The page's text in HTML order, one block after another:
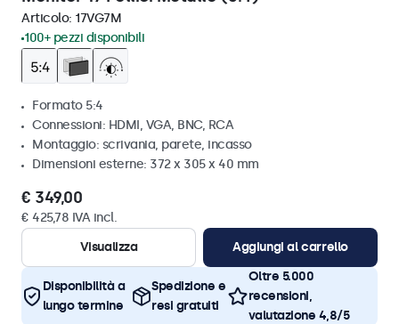
Articolo: 17VG7M
100+ pezzi disponibili
Formato 5:4
Connessioni: HDMI, VGA, BNC, RCA
Montaggio: scrivania, parete, incasso
Dimensioni esterne: 372 x 305 x 40 mm
€ 349,00
€ 425,78 IVA incl.
Visualizza
Aggiungi al carrello
Disponibilità a
lungo termine
Spedizione e
resi gratuiti
Oltre 5.000
recensioni,
valutazione 4,8/5